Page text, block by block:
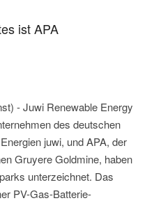
ist APA
- Juwi Renewable Energy
des deutschen
juwi, und APA, der
Gruyere Goldmine, haben
unterzeichnet. Das
PV-Gas-Batterie-